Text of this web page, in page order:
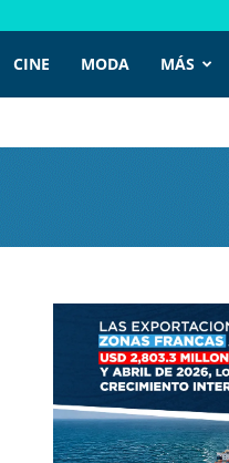
CINE MODA MÁS